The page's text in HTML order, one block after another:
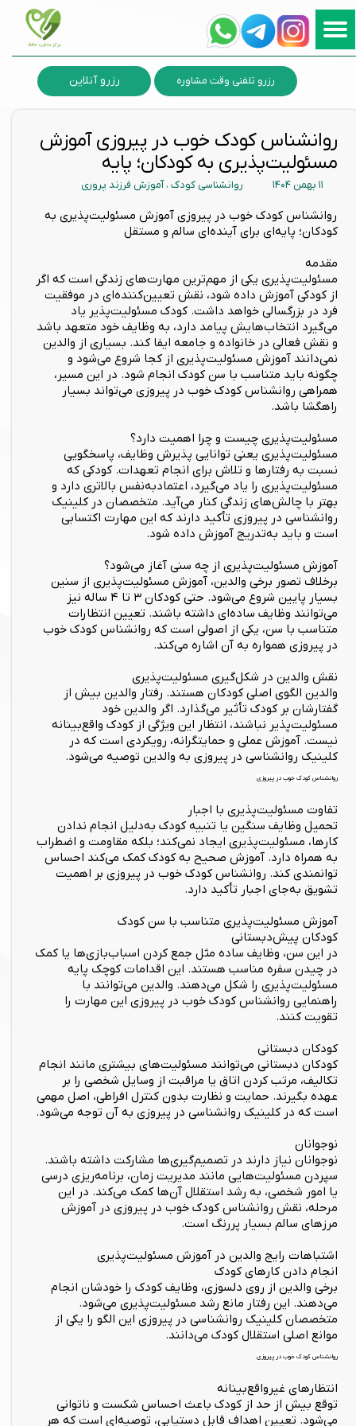
روانشناس کودک خوب در پیروزی آموزش
مسئولیت‌پذیری به کودکان؛ پایه‌
۱۱ بهمن ۱۴۰۴ روانشناسی کودک ،آموزش فرزند پروری
روانشناس کودک خوب در پیروزی آموزش مسئولیت‌پذیری به
کودکان؛ پایه‌ای برای آینده‌ای سالم و مستقل
مقدمه
مسئولیت‌پذیری یکی از مهم‌ترین مهارت‌های زندگی است که اگر
از کودکی آموزش داده شود، نقش تعیین‌کننده‌ای در موفقیت
فرد در بزرگسالی خواهد داشت. کودک مسئولیت‌پذیر یاد
می‌گیرد انتخاب‌هایش پیامد دارد، به وظایف خود متعهد باشد
و نقش فعالی در خانواده و جامعه ایفا کند. بسیاری از والدین
نمی‌دانند آموزش مسئولیت‌پذیری از کجا شروع می‌شود و
چگونه باید متناسب با سن کودک انجام شود. در این مسیر،
همراهی روانشناس کودک خوب در پیروزی می‌تواند بسیار
راهگشا باشد.
مسئولیت‌پذیری چیست و چرا اهمیت دارد؟
مسئولیت‌پذیری یعنی توانایی پذیرش وظایف، پاسخگویی
نسبت به رفتارها و تلاش برای انجام تعهدات. کودکی که
مسئولیت‌پذیری را یاد می‌گیرد، اعتمادبه‌نفس بالاتری دارد و
بهتر با چالش‌های زندگی کنار می‌آید. متخصصان در کلینیک
روانشناسی در پیروزی تأکید دارند که این مهارت اکتسابی
است و باید به‌تدریج آموزش داده شود.
آموزش مسئولیت‌پذیری از چه سنی آغاز می‌شود؟
برخلاف تصور برخی والدین، آموزش مسئولیت‌پذیری از سنین
بسیار پایین شروع می‌شود. حتی کودکان ۳ تا ۴ ساله نیز
می‌توانند وظایف ساده‌ای داشته باشند. تعیین انتظارات
متناسب با سن، یکی از اصولی است که روانشناس کودک خوب
در پیروزی همواره به آن اشاره می‌کند.
نقش والدین در شکل‌گیری مسئولیت‌پذیری
والدین الگوی اصلی کودکان هستند. رفتار والدین بیش از
گفتارشان بر کودک تأثیر می‌گذارد. اگر والدین خود
مسئولیت‌پذیر نباشند، انتظار این ویژگی از کودک واقع‌بینانه
نیست. آموزش عملی و حمایتگرانه، رویکردی است که در
کلینیک روانشناسی در پیروزی به والدین توصیه می‌شود.
روانشناس کودک خوب در پیروزی
تفاوت مسئولیت‌پذیری با اجبار
تحمیل وظایف سنگین یا تنبیه کودک به‌دلیل انجام ندادن
کارها، مسئولیت‌پذیری ایجاد نمی‌کند؛ بلکه مقاومت و اضطراب
به همراه دارد. آموزش صحیح به کودک کمک می‌کند احساس
توانمندی کند. روانشناس کودک خوب در پیروزی بر اهمیت
تشویق به‌جای اجبار تأکید دارد.
آموزش مسئولیت‌پذیری متناسب با سن کودک
کودکان پیش‌دبستانی
در این سن، وظایف ساده مثل جمع کردن اسباب‌بازی‌ها یا کمک
در چیدن سفره مناسب هستند. این اقدامات کوچک پایه
مسئولیت‌پذیری را شکل می‌دهند. والدین می‌توانند با
راهنمایی روانشناس کودک خوب در پیروزی این مهارت را
تقویت کنند.
کودکان دبستانی
کودکان دبستانی می‌توانند مسئولیت‌های بیشتری مانند انجام
تکالیف، مرتب کردن اتاق یا مراقبت از وسایل شخصی را بر
عهده بگیرند. حمایت و نظارت بدون کنترل افراطی، اصل مهمی
است که در کلینیک روانشناسی در پیروزی به آن توجه می‌شود.
نوجوانان
نوجوانان نیاز دارند در تصمیم‌گیری‌ها مشارکت داشته باشند.
سپردن مسئولیت‌هایی مانند مدیریت زمان، برنامه‌ریزی درسی
یا امور شخصی، به رشد استقلال آن‌ها کمک می‌کند. در این
مرحله، نقش روانشناس کودک خوب در پیروزی در آموزش
مرزهای سالم بسیار پررنگ است.
اشتباهات رایج والدین در آموزش مسئولیت‌پذیری
انجام دادن کارهای کودک
برخی والدین از روی دلسوزی، وظایف کودک را خودشان انجام
می‌دهند. این رفتار مانع رشد مسئولیت‌پذیری می‌شود.
متخصصان کلینیک روانشناسی در پیروزی این الگو را یکی از
موانع اصلی استقلال کودک می‌دانند.
روانشناس کودک خوب در پیروزی
انتظارهای غیرواقع‌بینانه
توقع بیش از حد از کودک باعث احساس شکست و ناتوانی
می‌شود. تعیین اهداف قابل دستیابی، توصیه‌ای است که هر
رزرو تلفنی وقت مشاوره رزرو آنلاین